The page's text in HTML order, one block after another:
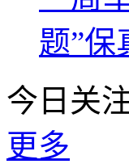
题”保
今日关
更多